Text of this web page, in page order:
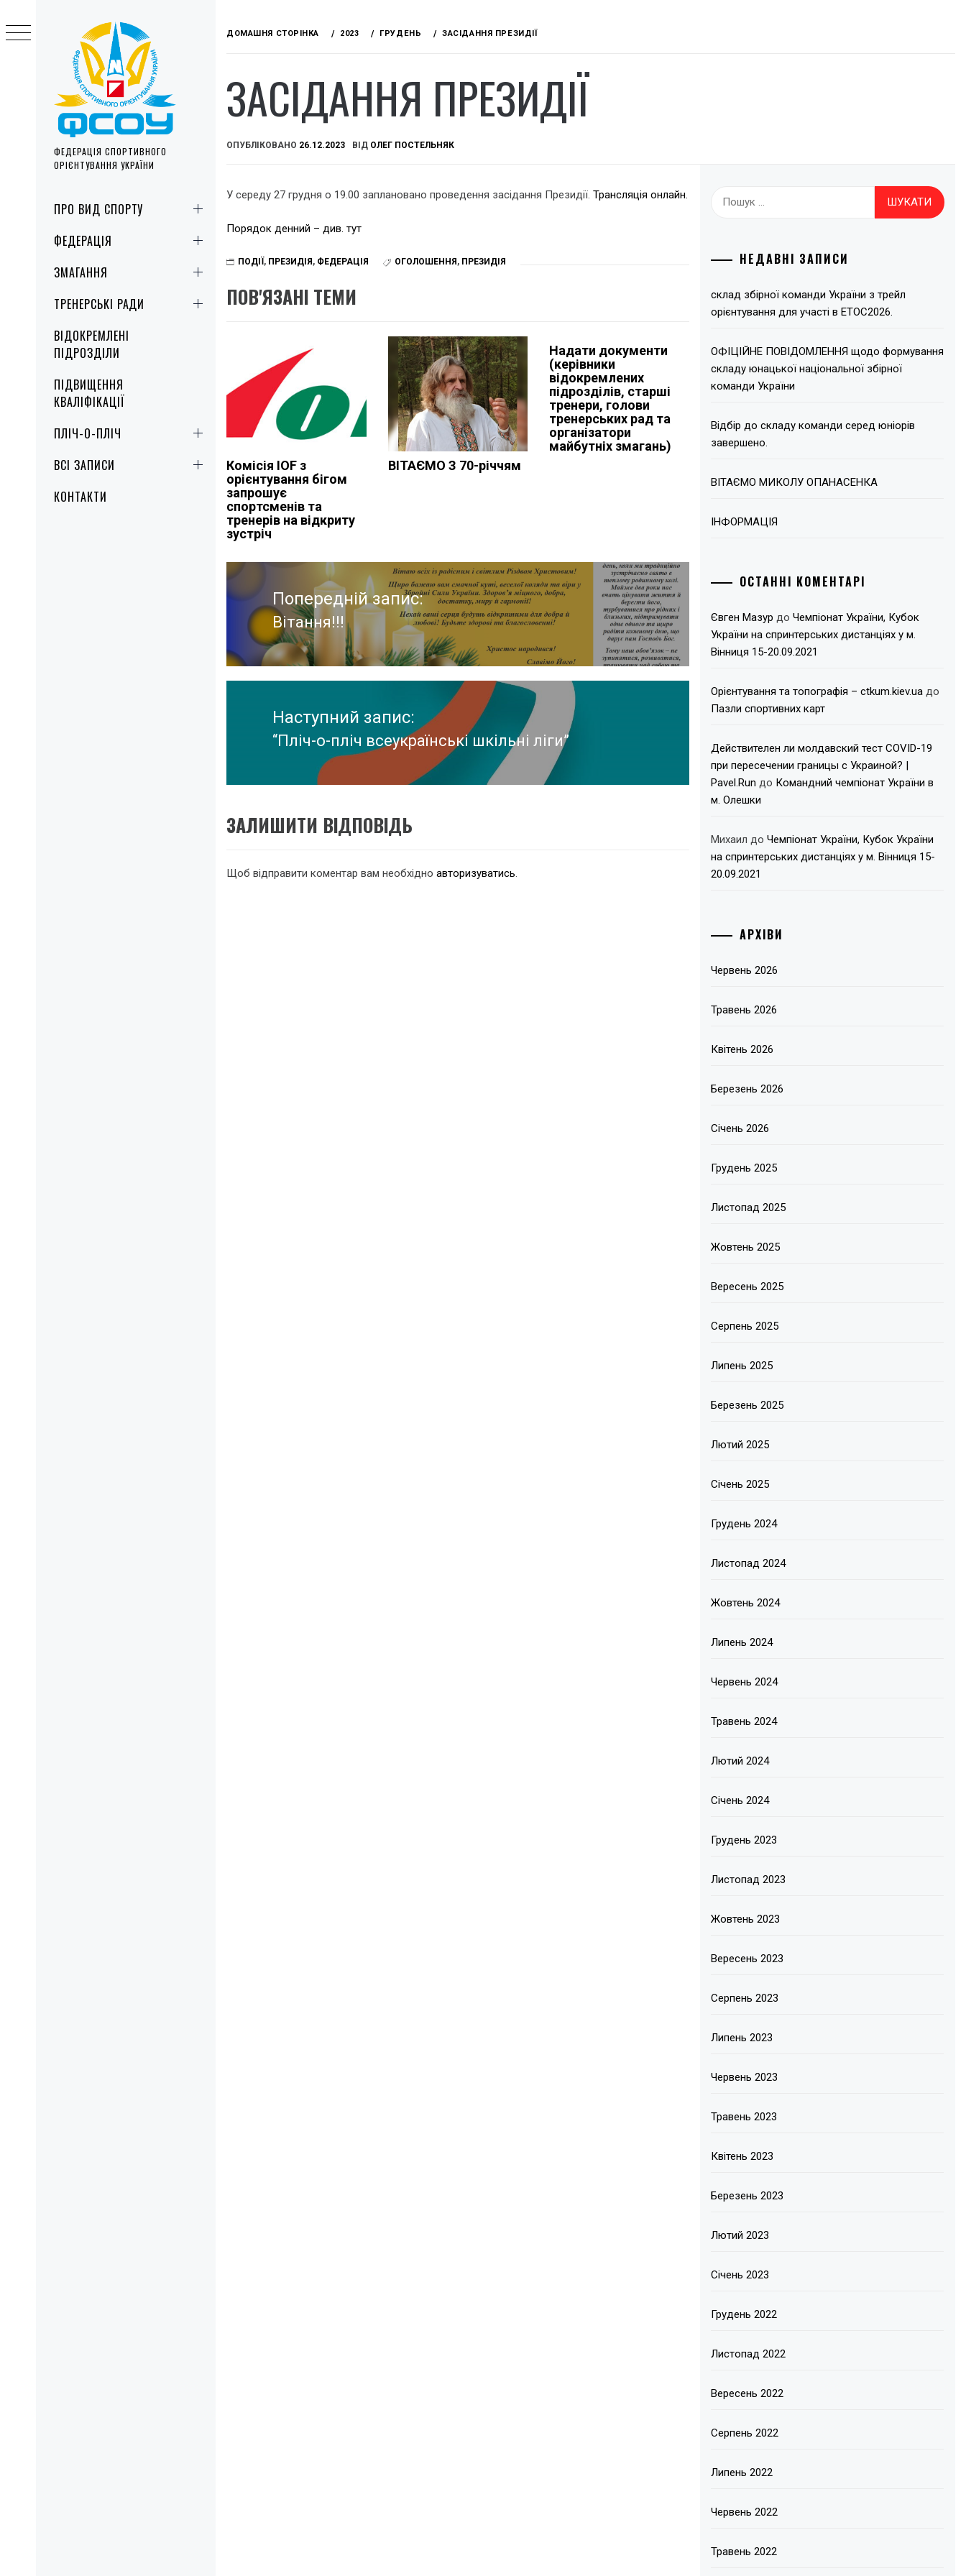
ФЕДЕРАЦІЯ СПОРТИВНОГО
ОРІЄНТУВАННЯ УКРАЇНИ
MenuПРО ВИД СПОРТУ
ФЕДЕРАЦІЯ
ЗМАГАННЯ
ТРЕНЕРСЬКІ РАДИ
ВІДОКРЕМЛЕНІ
ПІДРОЗДІЛИ
ПІДВИЩЕННЯ
КВАЛІФІКАЦІЇ
ПЛІЧ-О-ПЛІЧ
ВСІ ЗАПИСИ
КОНТАКТИ
to
content
ДОМАШНЯ СТОРІНКА 2023 ГРУДЕНЬ ЗАСІДАННЯ ПРЕЗИДІЇ
ЗАСІДАННЯ ПРЕЗИДІЇ
ОПУБЛІКОВАНО 26.12.2023 ВІД ОЛЕГ ПОСТЕЛЬНЯК
У середу 27 грудня о 19.00 заплановано проведення засідання Президії. Трансляція онлайн.
Порядок денний – див. тут
ПОДІЇ , ПРЕЗИДІЯ , ФЕДЕРАЦІЯ ОГОЛОШЕННЯ , ПРЕЗИДІЯ
ПОВ'ЯЗАНІ ТЕМИ
Комісія IOF з
орієнтування бігом
запрошує
спортсменів та
тренерів на відкриту
зустріч
ВІТАЄМО З 70-річчям
Надати документи
(керівники
відокремлених
підрозділів, старші
тренери, голови
тренерських рад та
організатори
майбутніх змагань)
Навігація
записівПопередній запис:
Попередній
запис:
Вітання!!!
Наступний запис:
Наступний
запис:
“Пліч-о-пліч всеукраїнські шкільні ліги”
ЗАЛИШИТИ ВІДПОВІДЬ
Щоб відправити коментар вам необхідно авторизуватись.
НЕДАВНІ ЗАПИСИ
склад збірної команди України з трейл
орієнтування для участі в ЕТОС2026.
ОФІЦІЙНЕ ПОВІДОМЛЕННЯ щодо формування
складу юнацької національної збірної
команди України
Відбір до складу команди серед юніорів
завершено.
ВІТАЄМО МИКОЛУ ОПАНАСЕНКА
ІНФОРМАЦІЯ
ОСТАННІ КОМЕНТАРІ
Євген Мазур доЧемпіонат України, Кубок
України на спринтерських дистанціях у м.
Вінниця 15-20.09.2021
Орієнтування та топографія – ctkum.kiev.ua до
Пазли спортивних карт
Действителен ли молдавский тест COVID-19
при пересечении границы с Украиной? |
Pavel.Run до Командний чемпіонат України в
м. Олешки
Михаил доЧемпіонат України, Кубок України
на спринтерських дистанціях у м. Вінниця 15-
20.09.2021
АРХІВИ
Червень 2026
Травень 2026
Квітень 2026
Березень 2026
Січень 2026
Грудень 2025
Листопад 2025
Жовтень 2025
Вересень 2025
Серпень 2025
Липень 2025
Березень 2025
Лютий 2025
Січень 2025
Грудень 2024
Листопад 2024
Жовтень 2024
Липень 2024
Червень 2024
Травень 2024
Лютий 2024
Січень 2024
Грудень 2023
Листопад 2023
Жовтень 2023
Вересень 2023
Серпень 2023
Липень 2023
Червень 2023
Травень 2023
Квітень 2023
Березень 2023
Лютий 2023
Січень 2023
Грудень 2022
Листопад 2022
Вересень 2022
Серпень 2022
Липень 2022
Червень 2022
Травень 2022